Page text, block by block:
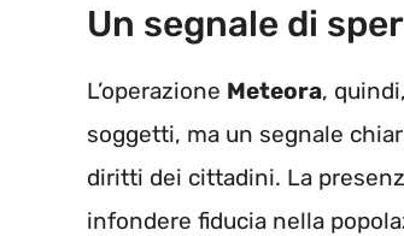
Un segnale di
L’operazione Meteora,
soggetti, ma un segnale
diritti dei cittadini. La
infondere fiducia nella